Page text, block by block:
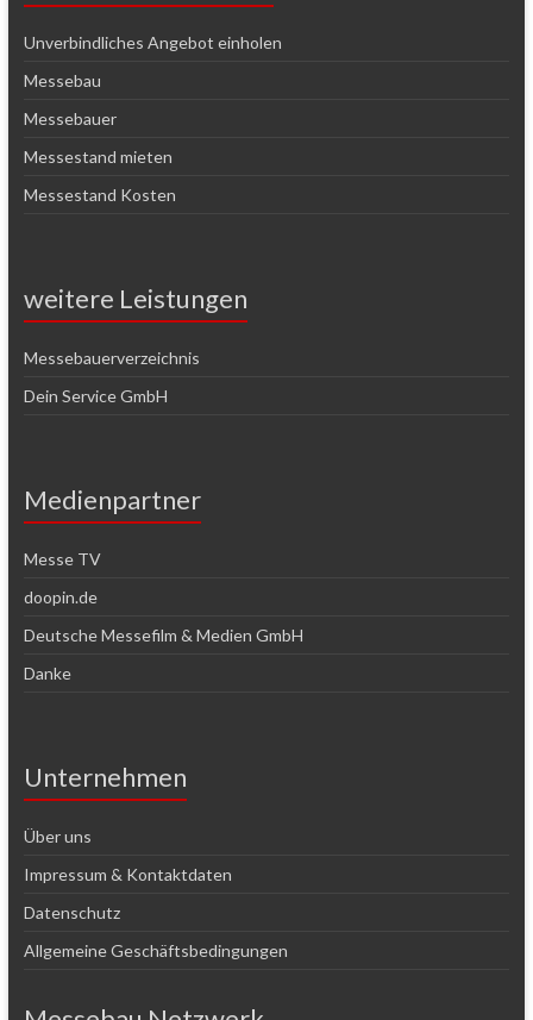
Unverbindliches Angebot einholen
Messebau
Messebauer
Messestand mieten
Messestand Kosten
weitere Leistungen
Messebauerverzeichnis
Dein Service GmbH
Medienpartner
Messe TV
doopin.de
Deutsche Messefilm & Medien GmbH
Danke
Unternehmen
Über uns
Impressum & Kontaktdaten
Datenschutz
Allgemeine Geschäftsbedingungen